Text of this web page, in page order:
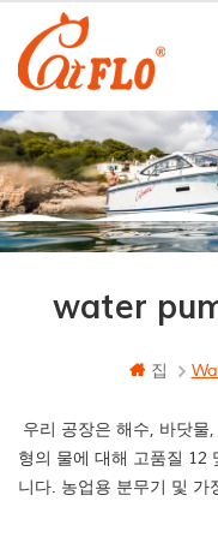
water
집
우리 공장은 해수, 바닷물
형의 물에 대해 고품질 12
니다. 농업용 분무기 및 가